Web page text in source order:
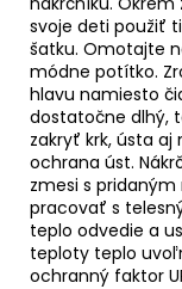
svoje deti použiť
šatku. Omotajte
módne potítko.
hlavu namiesto
dostatočne dlhý,
zakryť krk, ústa aj
ochrana úst.
zmesi s
pracovať s
teplo odvedie a
teploty teplo
ochranný faktor